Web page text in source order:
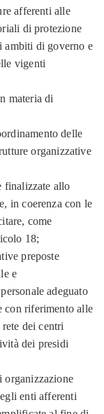
afferenti alle
di protezione
ambiti di governo e
vigenti
materia di
delle
organizzative
finalizzate allo
in coerenza con le
come
18;
preposte
e
adeguato
con riferimento alle
dei centri
dei presidi
organizzazione
enti afferenti